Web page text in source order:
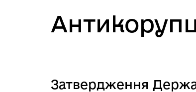
Затвердження